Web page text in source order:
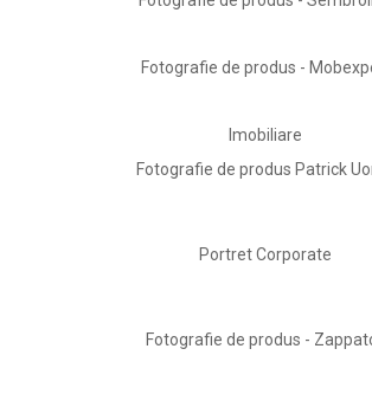
Fotografie de produs -
Imobiliare
Fotografie de produs Patrick
Portret Corporate
Fotografie de produs -